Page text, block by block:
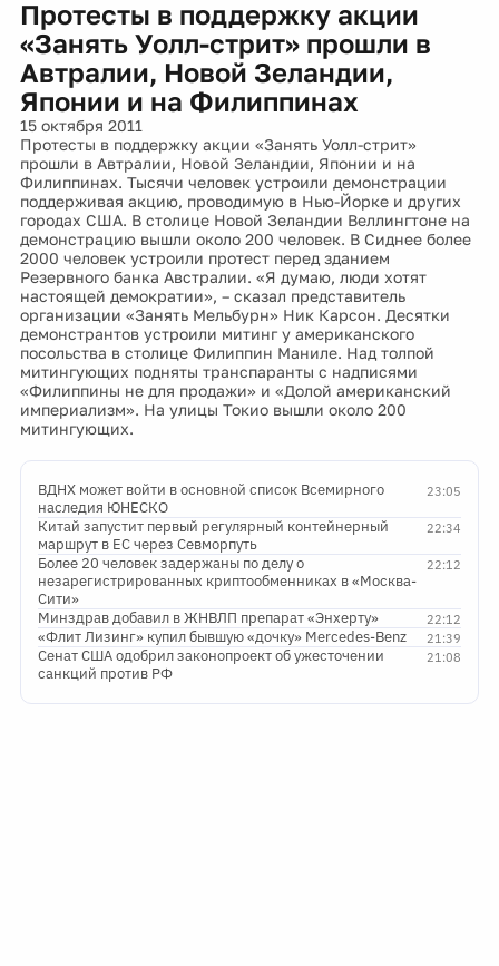
Протесты в поддержку акции
«Занять Уолл-стрит» прошли в
Автралии, Новой Зеландии,
Японии и на Филиппинах
15 октября 2011
Протесты в поддержку акции «Занять Уолл-стрит»
прошли в Автралии, Новой Зеландии, Японии и на
Филиппинах. Тысячи человек устроили демонстрации
поддерживая акцию, проводимую в Нью-Йорке и других
городах США. В столице Новой Зеландии Веллингтоне на
демонстрацию вышли около 200 человек. В Сиднее более
2000 человек устроили протест перед зданием
Резервного банка Австралии. «Я думаю, люди хотят
настоящей демократии», – сказал представитель
организации «Занять Мельбурн» Ник Карсон. Десятки
демонстрантов устроили митинг у американского
посольства в столице Филиппин Маниле. Над толпой
митингующих подняты транспаранты с надписями
«Филиппины не для продажи» и «Долой американский
империализм». На улицы Токио вышли около 200
митингующих.
23:05
ВДНХ может войти в основной список Всемирного
наследия ЮНЕСКО
22:34
Китай запустит первый регулярный контейнерный
маршрут в ЕС через Севморпуть
22:12
Более 20 человек задержаны по делу о
незарегистрированных криптообменниках в «Москва-
Сити»
22:12
Минздрав добавил в ЖНВЛП препарат «Энхерту»
21:39
«Флит Лизинг» купил бывшую «дочку» Mercedes-Benz
21:08
Сенат США одобрил законопроект об ужесточении
санкций против РФ